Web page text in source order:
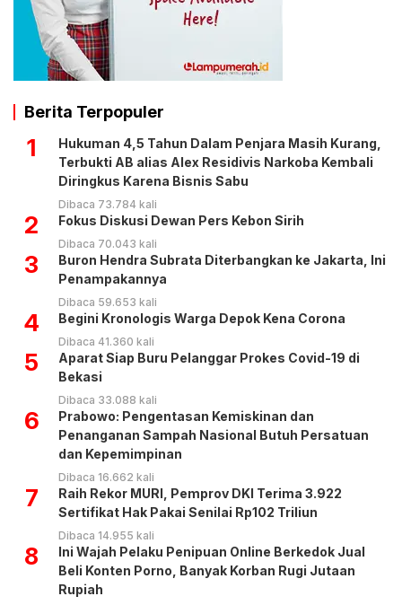
Berita Terpopuler
1
Hukuman 4,5 Tahun Dalam Penjara Masih Kurang,
Terbukti AB alias Alex Residivis Narkoba Kembali
Diringkus Karena Bisnis Sabu
Dibaca 73.784 kali
2 Fokus Diskusi Dewan Pers Kebon Sirih
Dibaca 70.043 kali
3
Buron Hendra Subrata Diterbangkan ke Jakarta, Ini
Penampakannya
Dibaca 59.653 kali
4 Begini Kronologis Warga Depok Kena Corona
Dibaca 41.360 kali
5
Aparat Siap Buru Pelanggar Prokes Covid-19 di
Bekasi
Dibaca 33.088 kali
6
Prabowo: Pengentasan Kemiskinan dan
Penanganan Sampah Nasional Butuh Persatuan
dan Kepemimpinan
Dibaca 16.662 kali
7
Raih Rekor MURI, Pemprov DKI Terima 3.922
Sertifikat Hak Pakai Senilai Rp102 Triliun
Dibaca 14.955 kali
8
Ini Wajah Pelaku Penipuan Online Berkedok Jual
Beli Konten Porno, Banyak Korban Rugi Jutaan
Rupiah